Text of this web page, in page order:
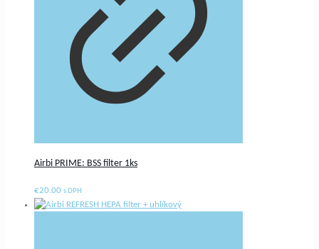
Airbi PRIME: BSS filter 1ks
€20.00 s DPH